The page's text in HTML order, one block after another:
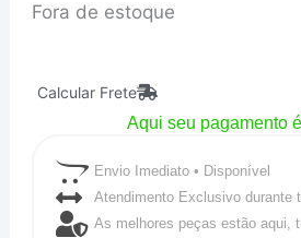
Fora de estoque
Calcular Frete
Aqui seu pagamento
Envio Imediato • Disponível
Atendimento Exclusivo durante
As melhores peças estão aqui,